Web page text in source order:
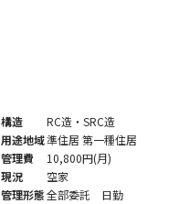
構造
RC造・SRC造
用途地域準住居 第一種住居
管理費
10,800円(月)
現況
空家
管理形態全部委託 日勤